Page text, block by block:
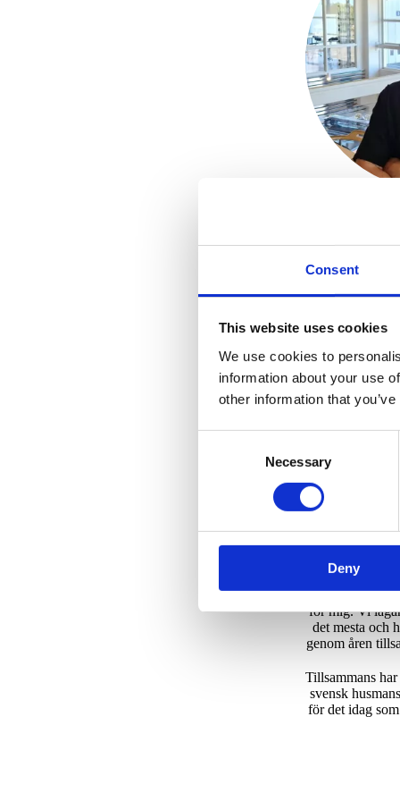
Consent
This website uses cookies
We use cookies to
information about your use
other information that
Necessary
Deny
på 3 år Jag är
service och
Jag har jobbat
från det att jag
kök med
det blivit 7 år
Och senast på
Efter att ha
och lunch
Att få fortsätta
för mig. Vi
det mesta och
genom åren
Tillsammans
svensk
för det idag